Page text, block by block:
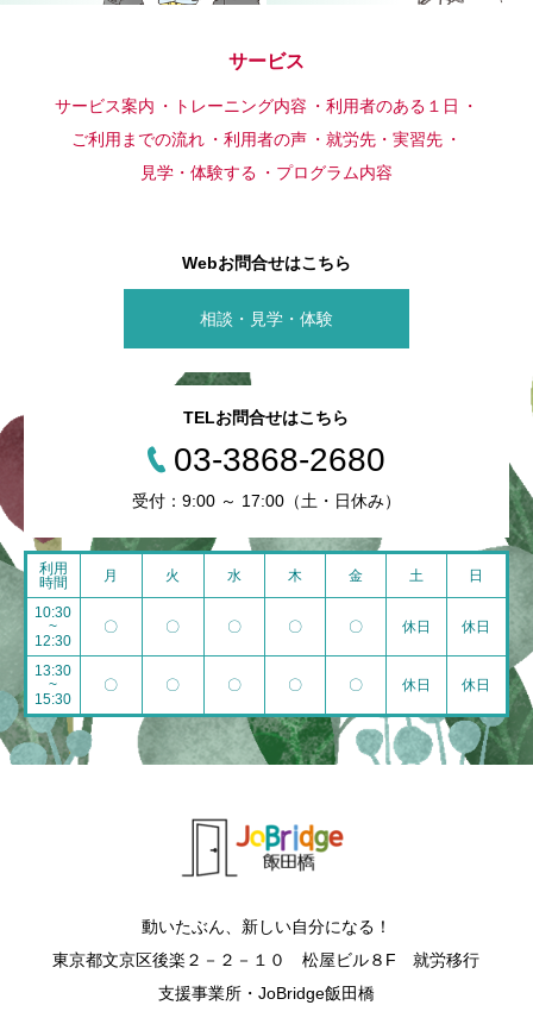
サービス
サービス案内 トレーニング内容
利用者のある１日
ご利用までの流れ
利用者の声
就労先・実習先
見学・体験する
プログラム内容
Webお問合せはこちら
相談・見学・体験
TELお問合せはこちら
03-3868-2680
受付：9:00 ～ 17:00（土・日休み）
利用
時間
月 火 水 木 金 土 日
10:30
~
12:30
〇 〇 〇 〇 〇 休日 休日
13:30
~
15:30
〇 〇 〇 〇 〇 休日 休日
動いたぶん、新しい自分になる！
東京都文京区後楽２－２－１０ 松屋ビル８F 就労移行
支援事業所・JoBridge飯田橋